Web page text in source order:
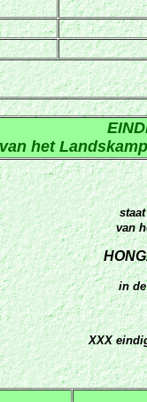
van het
van
in
XXX